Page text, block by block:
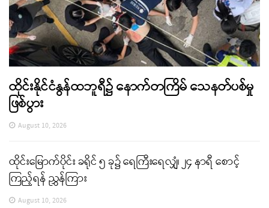
ထိုင်းနိုင်ငံနွန်ထဘူရီ၌ နောက်တကြိမ် သေနတ်ပစ်မှု
ဖြစ်ပွား
August 10, 2026
ထိုင်းမြောက်ပိုင်း ခရိုင် ၅ ခု၌ ရေကြီးရေလျှံ၊ ၂၄ နာရီ စောင့်
ကြည့်ရန် ညွှန်ကြား
August 10, 2026